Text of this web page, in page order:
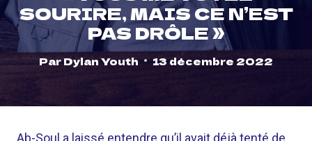
SOURIRE, MAIS CE N’EST
PAS DRÔLE »
ParDylan Youth 13 décembre 2022
Ab-Soul a laissé entendre qu’il avait déjà tenté de